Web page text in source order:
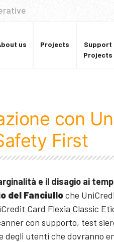
us Projects
Support
Projects
con
First
e il disagio ai
del Fanciulloche
Card Flexia Classic
con supporto, test
degli utenti che dovranno